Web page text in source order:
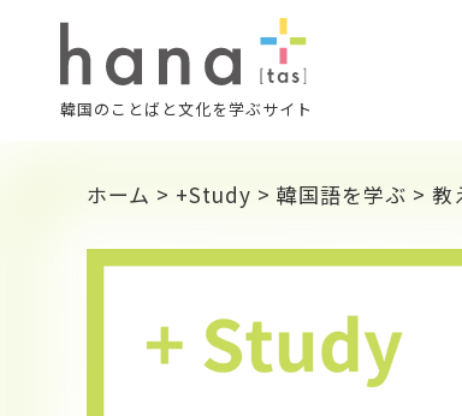
韓国のことばと文化を学ぶサイト
ホーム > +Study > 韓国語を学ぶ > 教